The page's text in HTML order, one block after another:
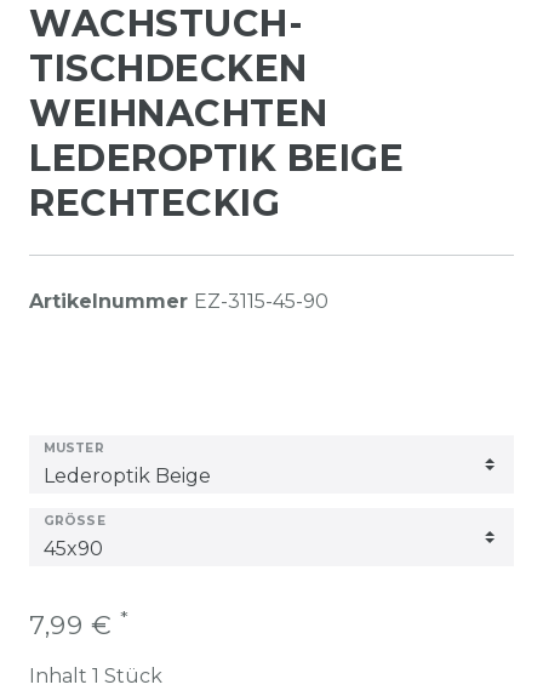
WACHSTUCH-
TISCHDECKEN
WEIHNACHTEN
LEDEROPTIK BEIGE
RECHTECKIG
Artikelnummer EZ-3115-45-90
MUSTER
GRÖSSE
7,99 € *
Inhalt 1 Stück